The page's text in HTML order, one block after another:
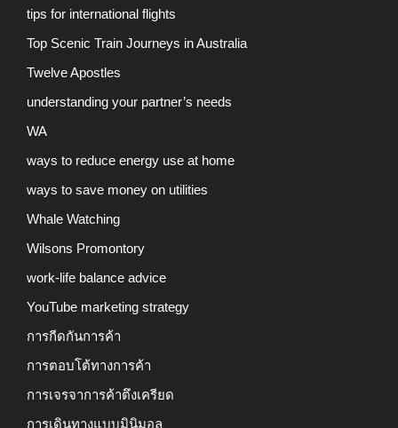
tips for international flights
Top Scenic Train Journeys in Australia
Twelve Apostles
understanding your partner’s needs
WA
ways to reduce energy use at home
ways to save money on utilities
Whale Watching
Wilsons Promontory
work-life balance advice
YouTube marketing strategy
การกีดกันการค้า
การตอบโต้ทางการค้า
การเจรจาการค้าตึงเครียด
การเดินทางแบบมินิมอล